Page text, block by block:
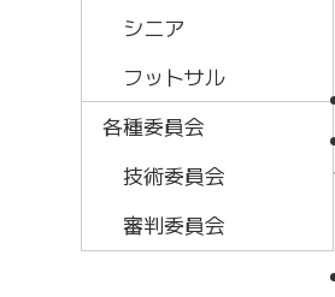
シニア
フットサル
各種委員会
技術委員会
審判委員会